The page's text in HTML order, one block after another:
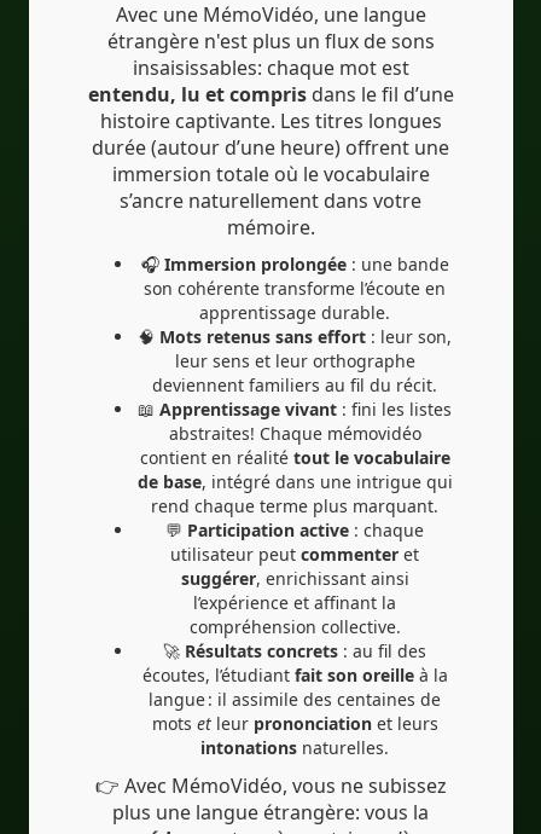
Avec une MémoVidéo, une langue
étrangère n'est plus un flux de sons
insaisissables: chaque mot est
entendu, lu et comprisdans le fil d’une
histoire captivante. Les titres longues
durée (autour d’une heure) offrent une
immersion totale où le vocabulaire
s’ancre naturellement dans votre
mémoire.
🎧 Immersion prolongée: une bande
son cohérente transforme l’écoute en
apprentissage durable.
🧠 Mots retenus sans effort : leur son,
leur sens et leur orthographe
deviennent familiers au fil du récit.
📖 Apprentissage vivant : fini les listes
abstraites! Chaque mémovidéo
contient en réalité tout le vocabulaire
de base, intégré dans une intrigue qui
rend chaque terme plus marquant.
💬 Participation active : chaque
utilisateur peut commenter et
suggérer, enrichissant ainsi
l’expérience et affinant la
compréhension collective.
🚀 Résultats concrets : au fil des
écoutes, l’étudiant fait son oreilleà la
langue : il assimile des centaines de
mots etleur prononciationet leurs
intonations naturelles.
👉 Avec MémoVidéo, vous ne subissez
plus une langue étrangère: vous la